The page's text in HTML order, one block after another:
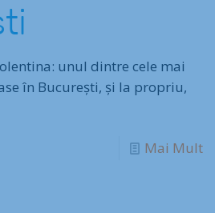
unul dintre cele mai
în București, și la propriu,
Mai Mult